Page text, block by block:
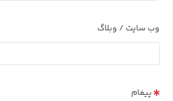
وب سایت / وبلاگ
پیغام